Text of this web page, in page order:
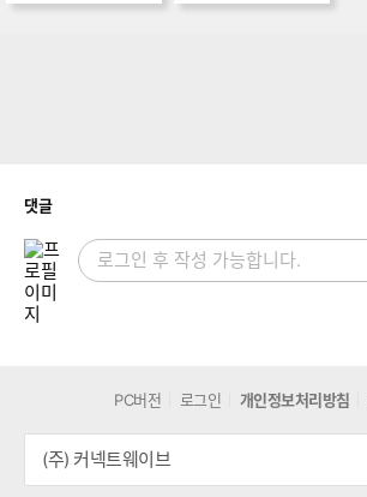
댓글개
PC버전 로그인 개인정보처리방침
(주) 커넥트웨이브